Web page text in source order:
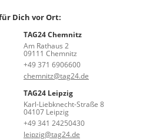
Dich vor Ort:
TAG24 Chemnitz
Am Rathaus 2
09111 Chemnitz
+49 371 6906600
chemnitz@tag24.de
TAG24 Leipzig
Karl-Liebknecht-Straße 8
04107 Leipzig
+49 341 24250430
leipzig@tag24.de